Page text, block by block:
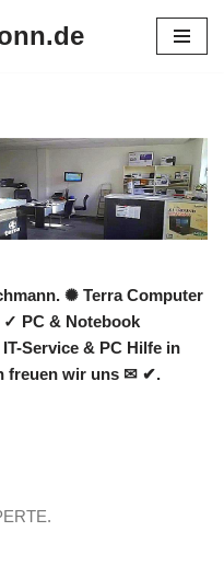
✺ Terra Computer
PC & Notebook
Service & PC Hilfe in
freuen wir uns ✉ ✔.